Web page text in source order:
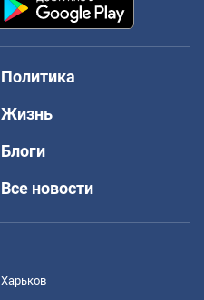
Политика
Жизнь
Блоги
Все новости
Харьков